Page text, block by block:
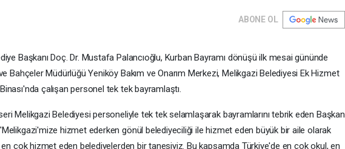
ABONE OL
Başkanı Doç. Dr. Mustafa Palancıoğlu, Kurban Bayramı dönüşü ilk mesai gününde
Bahçeler Müdürlüğü Yeniköy Bakım ve Onarım Merkezi, Melikgazi Belediyesi Ek Hizmet
çalışan personel tek tek bayramlaştı.
Melikgazi Belediyesi personeliyle tek tek selamlaşarak bayramlarını tebrik eden Başkan
hizmet ederken gönül belediyeciliği ile hizmet eden büyük bir aile olarak
en çok hizmet eden belediyelerden bir tanesiyiz. Bu kapsamda Türkiye'de en çok okul, en